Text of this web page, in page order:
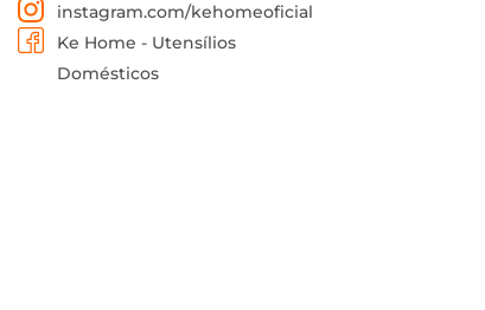
instagram.com/kehomeoficial
Ke Home - Utensílios
Domésticos